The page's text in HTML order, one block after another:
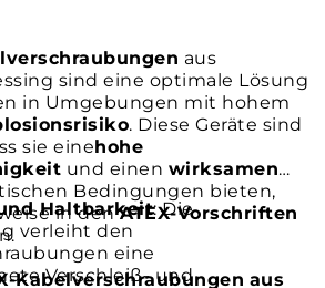
aus
sind eine optimale Lösung
in Umgebungen mit hohem
. Diese Geräte sind
sie einehohe
und einen wirksamen
Bedingungen bieten,
in denATEX-Vorschriften
Kabelverschraubungen aus
Haltbarkeit: Die
verleiht den
eine
Verschleiß- und